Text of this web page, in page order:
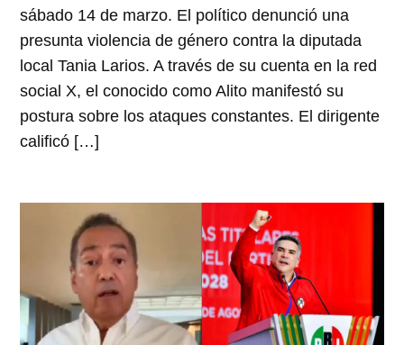
sábado 14 de marzo. El político denunció una
presunta violencia de género contra la diputada
local Tania Larios. A través de su cuenta en la red
social X, el conocido como Alito manifestó su
postura sobre los ataques constantes. El dirigente
calificó […]